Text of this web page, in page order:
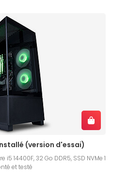
(version d'essai)
i5 14400F, 32 Go DDR5, SSD NVMe 1
et testé